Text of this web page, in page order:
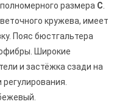
размера С.
кружева, имеет
Пояс бюстгальтера
Широкие
и застёжка сзади на